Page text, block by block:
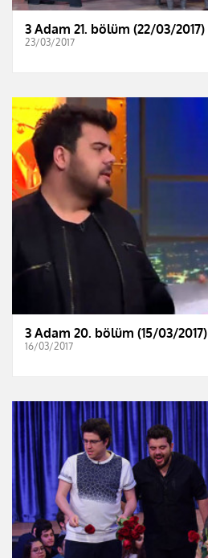
3 Adam 21. bölüm (22/03/2017)
23/03/2017
3 Adam 20. bölüm (15/03/2017)
16/03/2017